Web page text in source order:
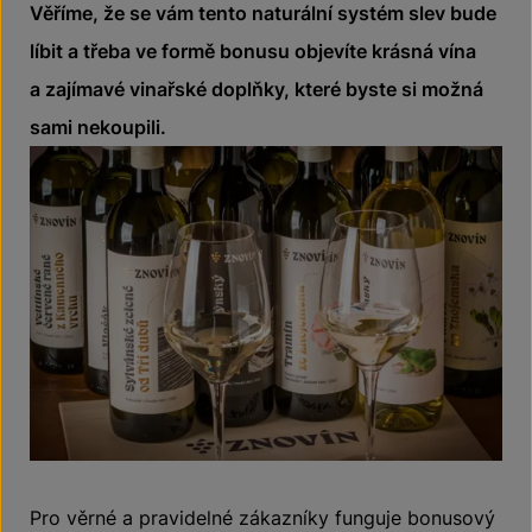
Věříme, že se vám tento naturální systém slev bude
líbit a třeba ve formě bonusu objevíte krásná vína
a zajímavé vinařské doplňky, které byste si možná
sami nekoupili.
Pro věrné a pravidelné zákazníky funguje bonusový